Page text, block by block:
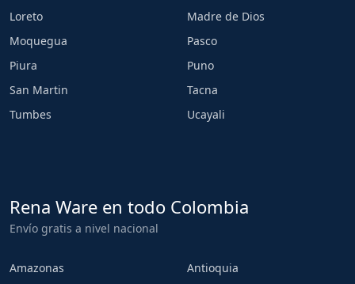
Loreto
Madre de Dios
Moquegua
Pasco
Piura
Puno
San Martin
Tacna
Tumbes
Ucayali
Rena Ware en todo Colombia
Envío gratis a nivel nacional
Amazonas
Antioquia